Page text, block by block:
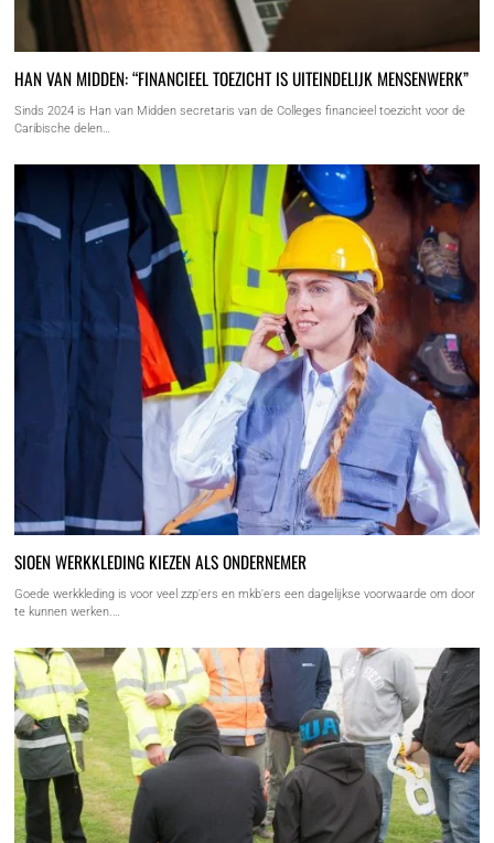
HAN VAN MIDDEN: “FINANCIEEL TOEZICHT IS UITEINDELIJK MENSENWERK”
Sinds 2024 is Han van Midden secretaris van de Colleges financieel toezicht voor de
Caribische delen…
SIOEN WERKKLEDING KIEZEN ALS ONDERNEMER
Goede werkkleding is voor veel zzp'ers en mkb'ers een dagelijkse voorwaarde om door
te kunnen werken.…